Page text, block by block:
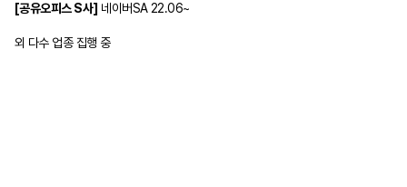
[공유오피스S사] 네이버SA 22.06~
외 다수 업종 집행 중